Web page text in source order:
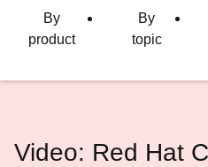
langueBy
product
By
topic
Video: Red Hat